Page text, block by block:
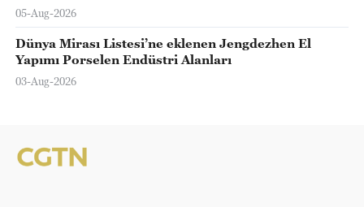
05-Aug-2026
Dünya Mirası Listesi’ne eklenen Jengdezhen El
Yapımı Porselen Endüstri Alanları
03-Aug-2026